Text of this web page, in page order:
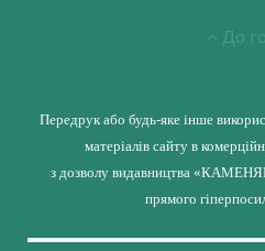
До
Передрук або будь-яке інше
матеріалів сайту в
з дозволу видавництва
прямого